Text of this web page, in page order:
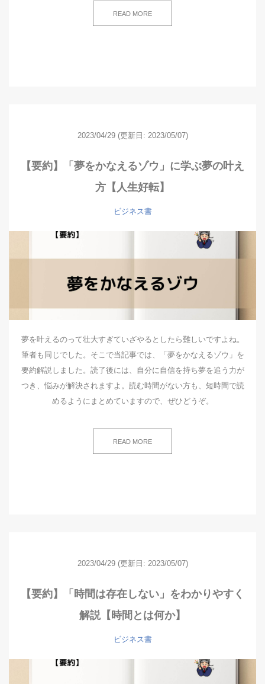
READ MORE
2023/04/29 (更新日: 2023/05/07)
【要約】「夢をかなえるゾウ」に学ぶ夢の叶え
方【人生好転】
ビジネス書
夢を叶えるのって壮大すぎていざやるとしたら難しいですよね。
筆者も同じでした。そこで当記事では、「夢をかなえるゾウ」を
要約解説しました。読了後には、自分に自信を持ち夢を追う力が
つき、悩みが解決されますよ。読む時間がない方も、短時間で読
めるようにまとめていますので、ぜひどうぞ。
READ MORE
2023/04/29 (更新日: 2023/05/07)
【要約】「時間は存在しない」をわかりやすく
解説【時間とは何か】
ビジネス書